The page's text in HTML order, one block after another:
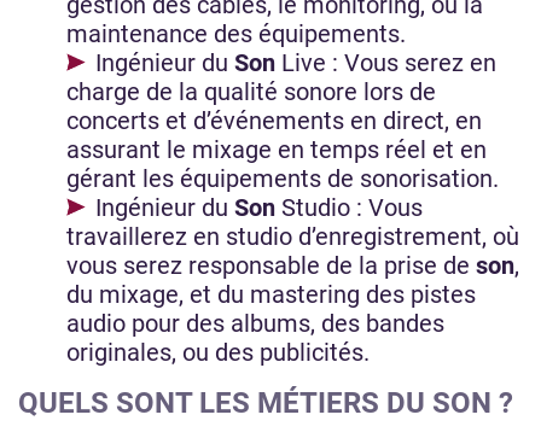
maintenance des équipements.
Ingénieur du Son Live : Vous serez en
charge de la qualité sonore lors de
concerts et d’événements en direct, en
assurant le mixage en temps réel et en
gérant les équipements de sonorisation.
Ingénieur du Son Studio : Vous
travaillerez en studio d’enregistrement, où
vous serez responsable de la prise de son,
du mixage, et du mastering des pistes
audio pour des albums, des bandes
originales, ou des publicités.
QUELS SONT LES MÉTIERS DU SON ?